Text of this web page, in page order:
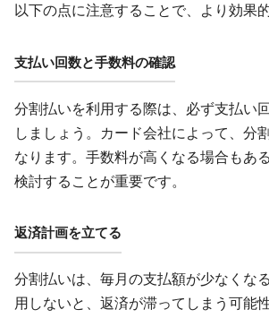
以下の点に注意することで、より効果
支払い回数と手数料の確認
分割払いを利用する際は、必ず支払い
しましょう。カード会社によって、分
なります。手数料が高くなる場合もあ
検討することが重要です。
返済計画を立てる
分割払いは、毎月の支払額が少なくな
用しないと、返済が滞ってしまう可能